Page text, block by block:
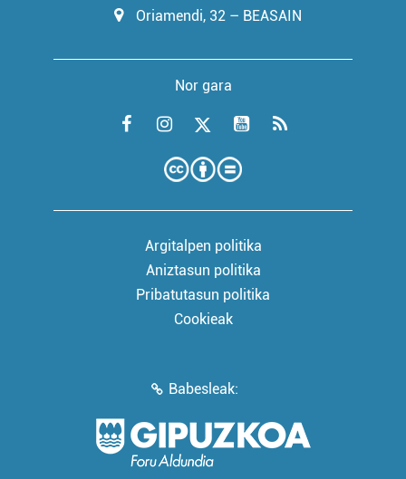
Oriamendi, 32 – BEASAIN
Nor gara
Argitalpen politika
Aniztasun politika
Pribatutasun politika
Cookieak
Babesleak: